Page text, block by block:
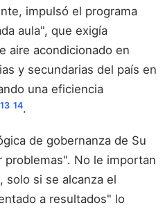
impulsó el programa
aula", que exigía
aire acondicionado en
y secundarias del país en
una eficiencia
13 14.
de gobernanza de Su
No le importan
solo si se alcanza el
a resultados" lo